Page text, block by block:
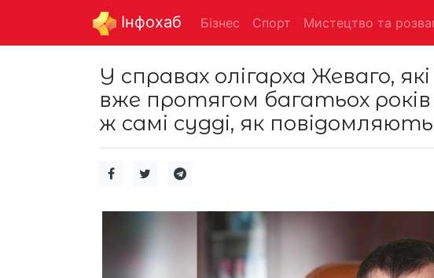
Інфохаб Бізнес Спорт Мистецтво та
У справах олігарха Жеваго,
вже протягом багатьох
ж самі судді, як